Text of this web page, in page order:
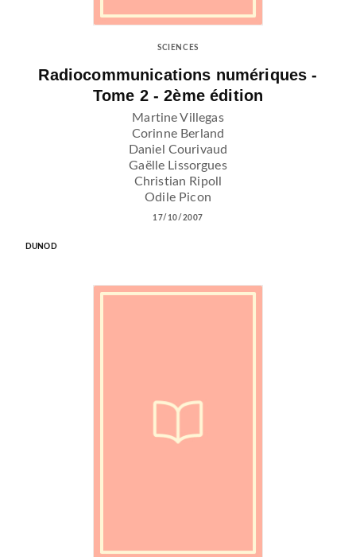
SCIENCES
Radiocommunications numériques -
Tome 2 - 2ème édition
Martine Villegas
Corinne Berland
Daniel Courivaud
Gaëlle Lissorgues
Christian Ripoll
Odile Picon
17/10/2007
DUNOD